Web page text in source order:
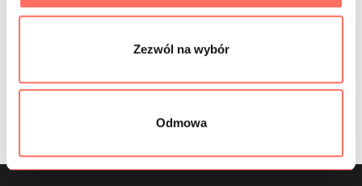
Zezwól na wybór
Odmowa
SKŁAD